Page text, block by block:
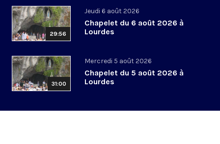
29:56
Jeudi 6 août 2026
Chapelet du 6 août 2026 à
Lourdes
31:00
Mercredi 5 août 2026
Chapelet du 5 août 2026 à
Lourdes